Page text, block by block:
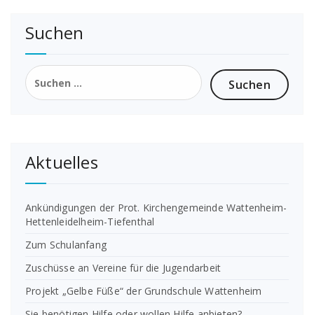
Suchen
Suchen
nach:
Aktuelles
Ankündigungen der Prot. Kirchengemeinde Wattenheim-
Hettenleidelheim-Tiefenthal
Zum Schulanfang
Zuschüsse an Vereine für die Jugendarbeit
Projekt „Gelbe Füße“ der Grundschule Wattenheim